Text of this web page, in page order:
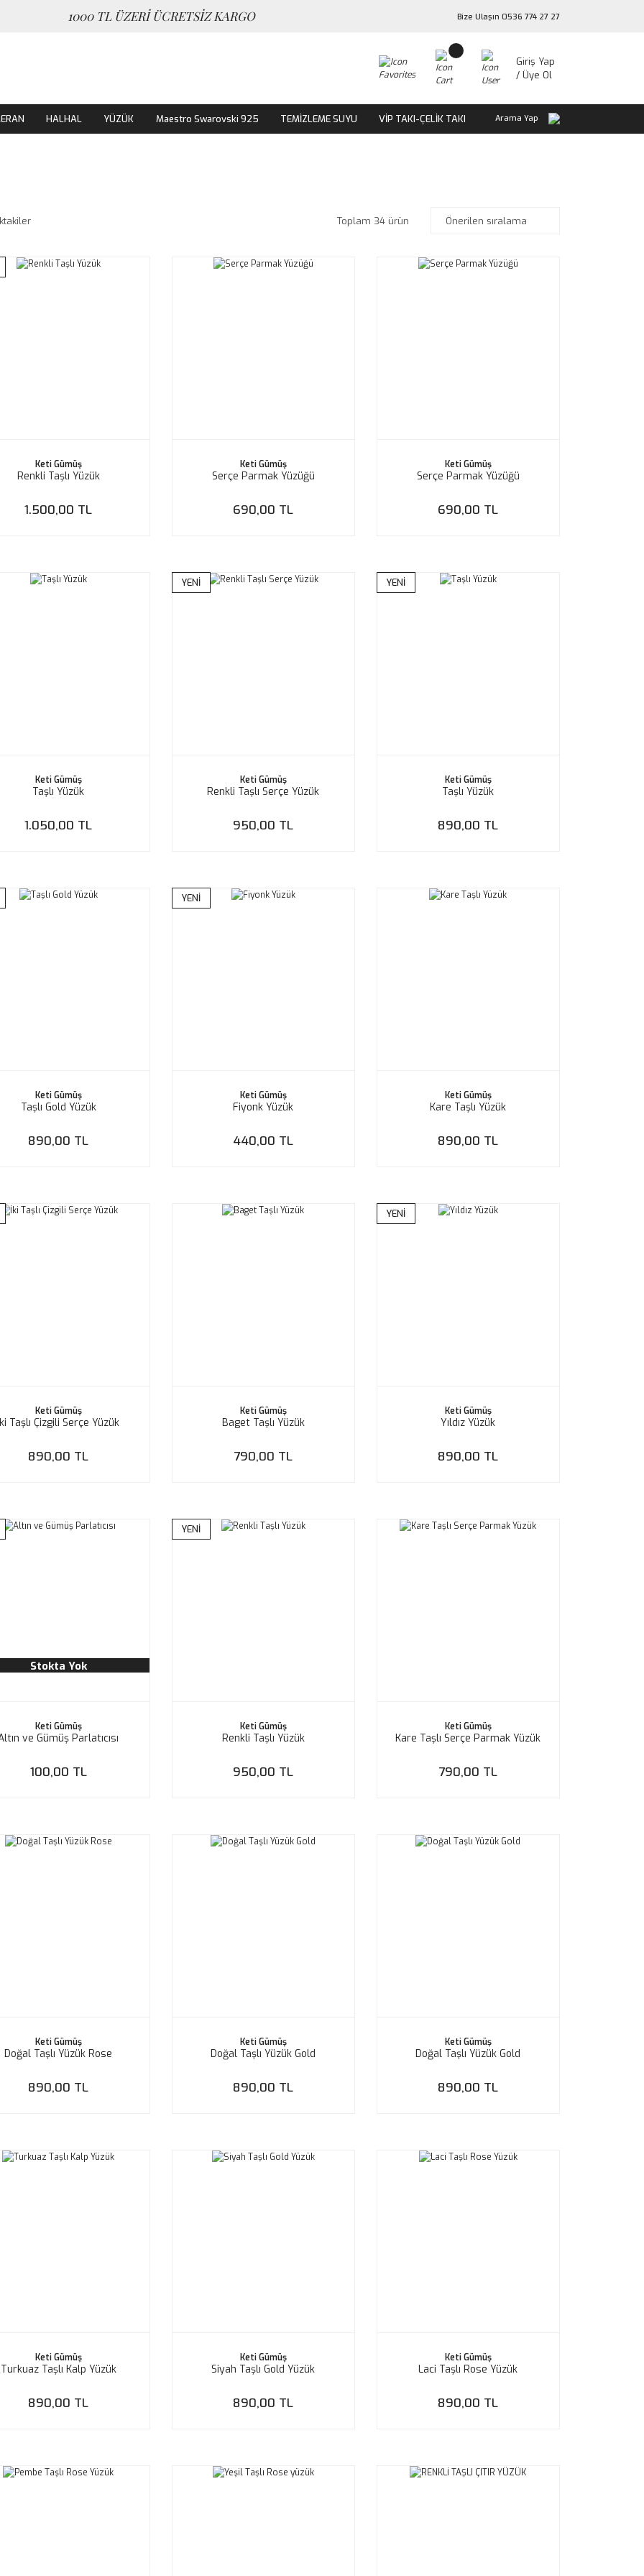
1000 TL ÜZERİ ÜCRETSİZ KARGO Bize Ulaşın 0536 774 27 27
Giriş Yap
/ Üye Ol
HALHAL YÜZÜK Maestro Swarovski 925 TEMİZLEME SUYU VİP TAKI-ÇELİK TAKI Arama Yap
Toplam 34 ürün
Keti Gümüş
Renkli Taşlı Yüzük
1.500,00 TL
Keti Gümüş
Serçe Parmak Yüzüğü
690,00 TL
Keti Gümüş
Serçe Parmak Yüzüğü
690,00 TL
Keti Gümüş
Taşlı Yüzük
1.050,00 TL
YENİ
Keti Gümüş
Renkli Taşlı Serçe Yüzük
950,00 TL
YENİ
Keti Gümüş
Taşlı Yüzük
890,00 TL
Keti Gümüş
Taşlı Gold Yüzük
890,00 TL
YENİ
Keti Gümüş
Fiyonk Yüzük
440,00 TL
Keti Gümüş
Kare Taşlı Yüzük
890,00 TL
Keti Gümüş
Taşlı Çizgili Serçe Yüzük
890,00 TL
Keti Gümüş
Baget Taşlı Yüzük
790,00 TL
YENİ
Keti Gümüş
Yıldız Yüzük
890,00 TL
Stokta Yok
Keti Gümüş
ve Gümüş Parlatıcısı
100,00 TL
YENİ
Keti Gümüş
Renkli Taşlı Yüzük
950,00 TL
Keti Gümüş
Kare Taşlı Serçe Parmak Yüzük
790,00 TL
Keti Gümüş
Doğal Taşlı Yüzük Rose
890,00 TL
Keti Gümüş
Doğal Taşlı Yüzük Gold
890,00 TL
Keti Gümüş
Doğal Taşlı Yüzük Gold
890,00 TL
Keti Gümüş
Turkuaz Taşlı Kalp Yüzük
890,00 TL
Keti Gümüş
Siyah Taşlı Gold Yüzük
890,00 TL
Keti Gümüş
Laci Taşlı Rose Yüzük
890,00 TL